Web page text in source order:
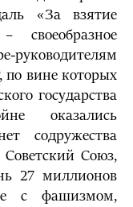
«За взятие
своеобразное
по вине которых
государства
оказались
содружества
Союз,
27 миллионов
с фашизмом,